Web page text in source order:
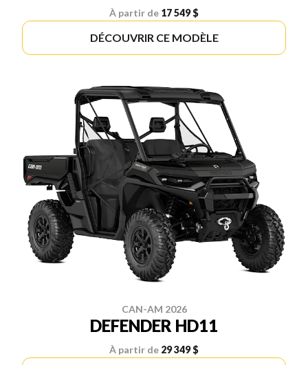
À partir de 17 549 $
DÉCOUVRIR CE MODÈLE
CAN-AM 2026
DEFENDER HD11
À partir de 29 349 $